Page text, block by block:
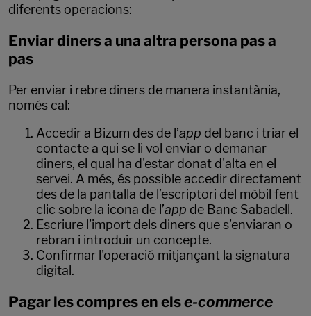
diferents operacions:
Enviar diners a una altra persona pas a
pas
Per enviar i rebre diners de manera instantània,
només cal:
Accedir a Bizum des de l’app del banc i triar el
contacte a qui se li vol enviar o demanar
diners, el qual ha d'estar donat d'alta en el
servei. A més, és possible accedir directament
des de la pantalla de l’escriptori del mòbil fent
clic sobre la icona de l’app de Banc Sabadell.
Escriure l’import dels diners que s’enviaran o
rebran i introduir un concepte.
Confirmar l'operació mitjançant la signatura
digital.
Pagar les compres en else-commerce